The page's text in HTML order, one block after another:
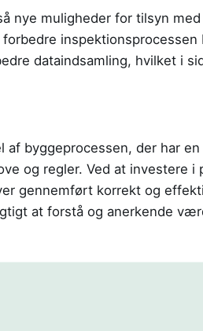
nye muligheder for tilsyn
dataindsamling, hvilket i
byggeprocessen, der har
og regler. Ved at investere i
gennemført korrekt og
at forstå og anerkende